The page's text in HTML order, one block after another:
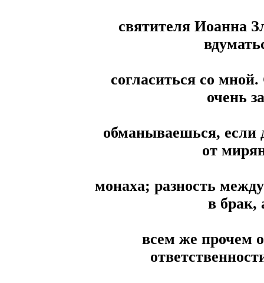
святителя Иоанна
согласиться со
очень
обманываешься, если
от
монаха; разность
в брак,
всем же прочем